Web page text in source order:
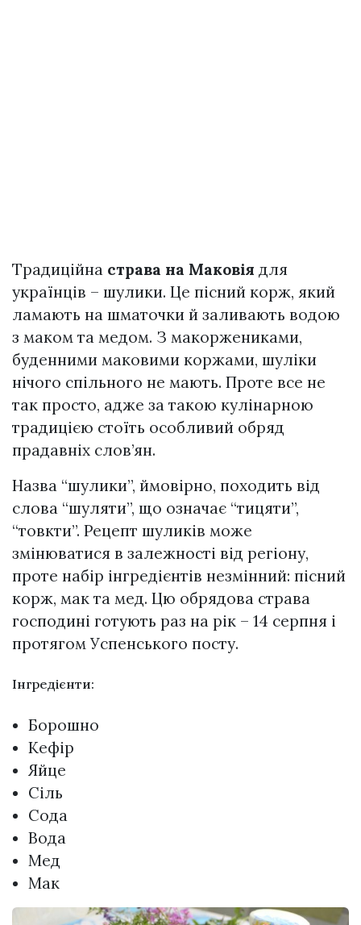
Традиційна страва на Маковія для
українців – шулики. Це пісний корж, який
ламають на шматочки й заливають водою
з маком та медом. З макоржениками,
буденними маковими коржами, шуліки
нічого спільного не мають. Проте все не
так просто, адже за такою кулінарною
традицією стоїть особливий обряд
прадавніх слов’ян.
Назва “шулики”, ймовірно, походить від
слова “шуляти”, що означає “тицяти”,
“товкти”. Рецепт шуликів може
змінюватися в залежності від регіону,
проте набір інгредієнтів незмінний: пісний
корж, мак та мед. Цю обрядова страва
господині готують раз на рік – 14 серпня і
протягом Успенського посту.
Інгредієнти:
Борошно
Кефір
Яйце
Сіль
Сода
Вода
Мед
Мак